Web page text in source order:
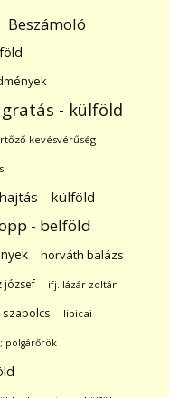
Beszámoló
- külföld
kevésvérűség
- külföld
- belföld
horváth balázs
józsef ifj. lázár zoltán
lipicai
polgárőrök